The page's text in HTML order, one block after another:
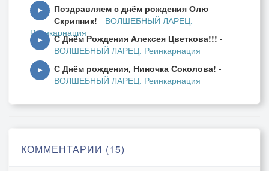
Витя! Поздравляю!
▶
Поздравляем с днём рождения Олю
Скрипник! - ВОЛШЕБНЫЙ ЛАРЕЦ.
Реинкарнация
▶ С Днём Рождения Алексея Цветкова!!! -
ВОЛШЕБНЫЙ ЛАРЕЦ. Реинкарнация
▶ С Днём рождения, Ниночка Соколова! -
ВОЛШЕБНЫЙ ЛАРЕЦ. Реинкарнация
КОММЕНТАРИИ (15)